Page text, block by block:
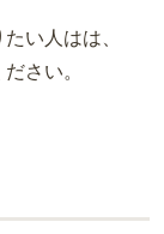
い人はは、
さい。